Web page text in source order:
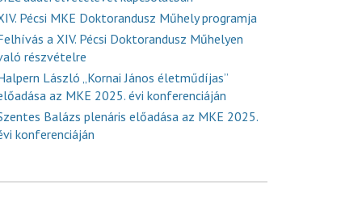
Pécsi MKE Doktorandusz Műhely programja
a XIV. Pécsi Doktorandusz Műhelyen
részvételre
László „Kornai János életműdíjas”
az MKE 2025. évi konferenciáján
Balázs plenáris előadása az MKE 2025.
konferenciáján